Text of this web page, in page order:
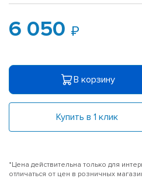
6 050
В корзину
Купить в 1 клик
*Цена действительна только для
отличаться от цен в розничных